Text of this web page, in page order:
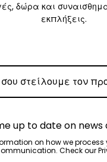
για όλο τον υπόλοιπο
εταιρεία ταχυμεταφορών,
κυμαίνονται συνήθως
δώρα και
εκπλήξεις.
up to date on news
on how we
Check our